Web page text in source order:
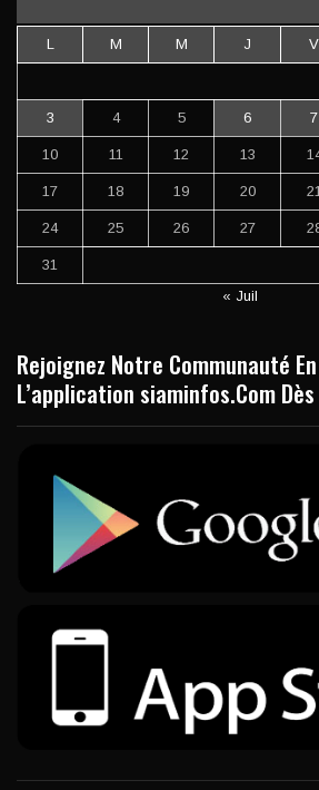
L M M J V
3 4 5 6 7
10 11 12 13
17 18 19 20 21
24 25 26 27
31
« Juil
Rejoignez Notre Communauté
L’application siaminfos.Com